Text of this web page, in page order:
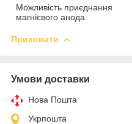
Можливість приєднання
магнієвого анода
Приховати
Умови доставки
Нова Пошта
Укрпошта